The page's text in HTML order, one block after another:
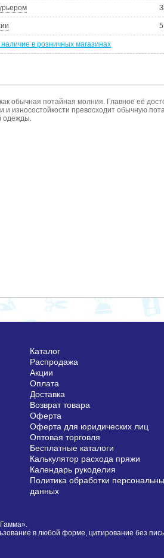
в розничных магазинах
обычная потайная молния. Главное её
и износостойкости превосходит обычную
одежды.
Каталог
Распродажа
Акции
Оплата
Доставка
Возврат товара
Оферта
Оферта для юридических лиц
Оптовая торговля
Бесплатные каталоги
Калькулятор расхода пряжи
Календарь рукоделия
Политика обработки
данных
в любой форме, цитирование без